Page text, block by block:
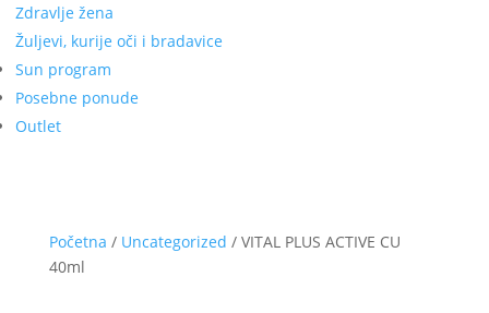
Zdravlje žena
Žuljevi, kurije oči i bradavice
Sun program
Posebne ponude
Outlet
Početna / Uncategorized / VITAL PLUS ACTIVE CU
40ml